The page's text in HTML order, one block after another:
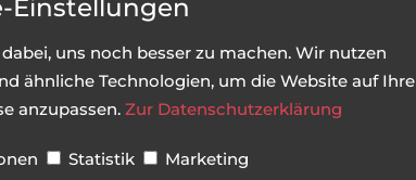
voll ausnutzen zu
Menüs, der Symbol-Leiste und der
gut kennt und nicht lange darin
PAINT möglich.
Einstellungen
dabei, uns noch besser zu machen. Wir nutzen
ähnliche Technologien, um die Website auf Ihre
anzupassen. Zur Datenschutzerklärung
Statistik Marketing